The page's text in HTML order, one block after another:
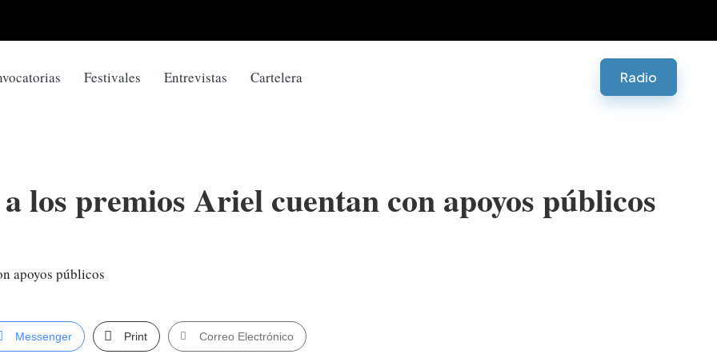
Festivales Entrevistas Cartelera Radio
los premios Ariel cuentan con apoyos públicos
Messenger Print Correo Electrónico